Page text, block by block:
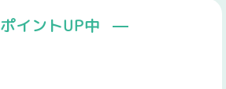
ポイントUP中